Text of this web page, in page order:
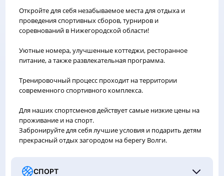
Откройте для себя незабываемое места для отдыха и
проведения спортивных сборов, турниров и
соревнований в Нижегородской области!
Уютные номера, улучшенные коттеджи, ресторанное
питание, а также развлекательная программа.
Тренировочный процесс проходит на территории
современного спортивного комплекса.
Для наших спортсменов действует самые низкие цены на
проживание и на спорт.
Забронируйте для себя лучшие условия и подарить детям
прекрасный отдых загородом на берегу Волги.
СПОРТ